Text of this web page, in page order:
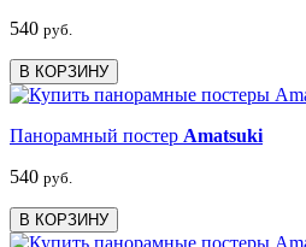
540 руб.
В КОРЗИНУ
Панорамный постер Amatsuki
540 руб.
В КОРЗИНУ